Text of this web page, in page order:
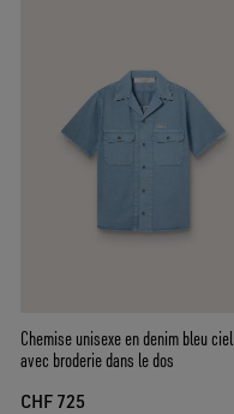
Chemise unisexe en denim bleu ciel
avec broderie dans le dos
CHF 725